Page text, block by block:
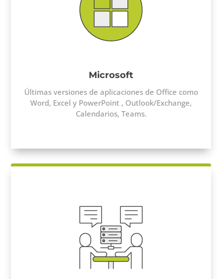
Microsoft
Últimas versiones de aplicaciones de Office como
Word, Excel y PowerPoint , Outlook/Exchange,
Calendarios, Teams.